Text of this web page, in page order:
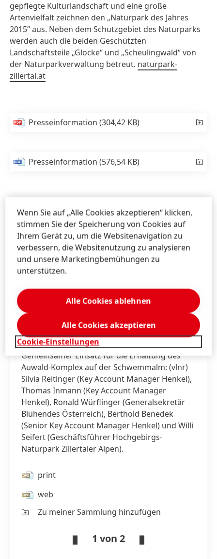
gepflegte Kulturlandschaft und eine große
Artenvielfalt zeichnen den „Naturpark des Jahres
2015“ aus. Neben dem Schutzgebiet des Naturparks
werden auch die beiden Geschützten
Landschaftsteile „Glocke“ und „Scheulingwald“ von
der Naturparkverwaltung betreut. naturpark-
zillertal.at
Presseinformation(304,42 KB)
Presseinformation(576,54 KB)
Henkel
die
Gemeinsamer Einsatz für die Erhaltung des
Auwald-Komplex auf der Schwemmalm: (vlnr)
Silvia Reitinger(Key Account Manager Henkel),
Thomas Inmann (Key Account Manager
Henkel), Ronald Würflinger(Generalsekretär
Blühendes Österreich), Berthold Benedek
(Senior Key Account Manager Henkel) und Willi
Seifert(Geschäftsführer Hochgebirgs-
Naturpark Zillertaler Alpen).
print
web
Zu meiner Sammlung hinzufügen
1 von 2
Wenn Sie auf „Alle Cookies akzeptieren“ klicken,
stimmen Sie der Speicherung von Cookies auf
Ihrem Gerät zu, um die Websitenavigation zu
verbessern, die Websitenutzung zu analysieren
und unsere Marketingbemühungen zu
unterstützen.
Cookie-Einstellungen
Alle Cookies ablehnen
Alle Cookies akzeptieren